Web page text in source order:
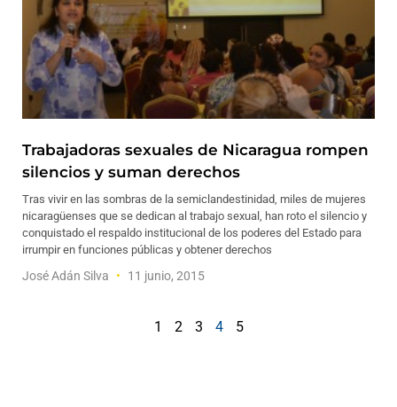
Trabajadoras sexuales de Nicaragua rompen
silencios y suman derechos
Tras vivir en las sombras de la semiclandestinidad, miles de mujeres
nicaragüenses que se dedican al trabajo sexual, han roto el silencio y
conquistado el respaldo institucional de los poderes del Estado para
irrumpir en funciones públicas y obtener derechos
José Adán Silva 11 junio, 2015
1 2 3 4 5